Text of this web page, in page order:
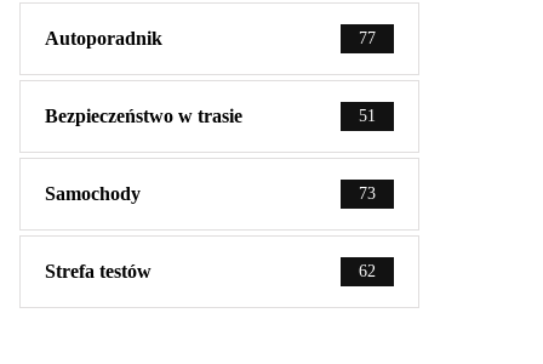
Autoporadnik 77
Bezpieczeństwo w trasie 51
Samochody 73
Strefa testów 62